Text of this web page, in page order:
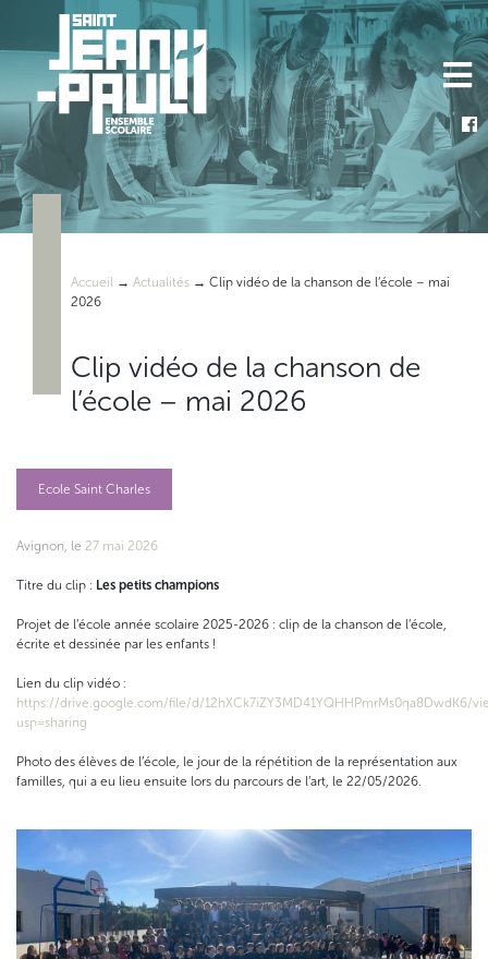
content
Accueil → Actualités → Clip vidéo de la chanson de l’école – mai
2026
Clip vidéo de la chanson de
l’école – mai 2026
Ecole Saint Charles
Avignon, le 27 mai 2026
Titre du clip : Les petits champions
Projet de l’école année scolaire 2025-2026 : clip de la chanson de l’école,
écrite et dessinée par les enfants !
Lien du clip vidéo :
https://drive.google.com/file/d/12hXCk7iZY3MD41YQHHPmrMs0qa8DwdK6/
usp=sharing
Photo des élèves de l’école, le jour de la répétition de la représentation aux
familles, qui a eu lieu ensuite lors du parcours de l’art, le 22/05/2026.